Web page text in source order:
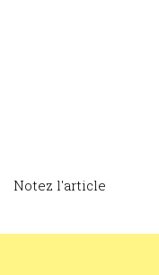
Notez l'article